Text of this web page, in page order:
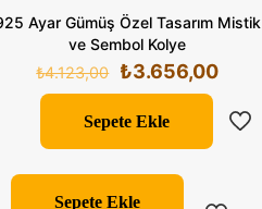
Ayar Gümüş Özel Tasarım Mistik
ve Sembol Kolye
₺4.123,00
Orijinal
fiyat:
₺4.123,00.
₺3.656,00Şu
fiyat:
Sepete Ekle
Sepete Ekle